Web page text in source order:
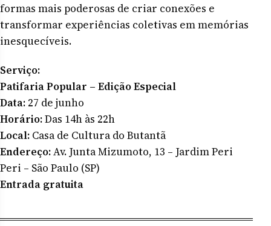
formas mais poderosas de criar conexões e
transformar experiências coletivas em memórias
inesquecíveis.
Serviço:
Patifaria Popular – Edição Especial
Data: 27 de junho
Horário:Das 14h às 22h
Local: Casa de Cultura do Butantã
Endereço:Av. Junta Mizumoto, 13 – Jardim Peri
Peri – São Paulo (SP)
Entrada gratuita